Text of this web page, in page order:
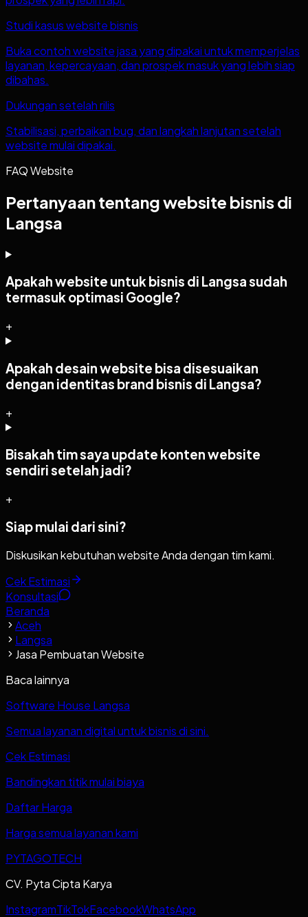
Studi kasus website bisnis
Buka contoh website jasa yang dipakai untuk memperjelas
layanan, kepercayaan, dan prospek masuk yang lebih siap
dibahas.
Dukungan setelah rilis
Stabilisasi, perbaikan bug, dan langkah lanjutan setelah
website mulai dipakai.
FAQ Website
Pertanyaan tentang website bisnis di
Langsa
Apakah website untuk bisnis di Langsa sudah
termasuk optimasi Google?
+
Apakah desain website bisa disesuaikan
dengan identitas brand bisnis di Langsa?
+
Bisakah tim saya update konten website
sendiri setelah jadi?
+
Siap mulai dari sini?
Diskusikan kebutuhan website Anda dengan tim kami.
Cek Estimasi
Konsultasi
Beranda
Aceh
Langsa
Jasa Pembuatan Website
Baca lainnya
Software House Langsa
Semua layanan digital untuk bisnis di sini.
Cek Estimasi
Bandingkan titik mulai biaya
Daftar Harga
Harga semua layanan kami
PYTAGOTECH
CV. Pyta Cipta Karya
InstagramTikTokFacebookWhatsApp